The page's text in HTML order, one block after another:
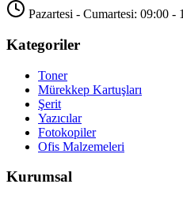
Pazartesi - Cumartesi: 09:00 -
Kategoriler
Toner
Mürekkep Kartuşları
Şerit
Yazıcılar
Fotokopiler
Ofis Malzemeleri
Kurumsal